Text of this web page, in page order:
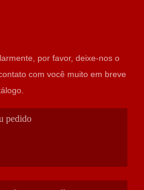
por favor, deixe-nos o
com você muito em breve